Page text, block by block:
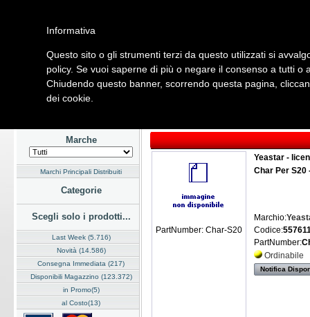
Home Listino Marchi Dati Cliente Servizi Company
Hardware Software Fotografia Telefonia Audio Video
Marche
Marchi Principali Distribuiti
Categorie
Scegli solo i prodotti...
Last Week (5.716)
Novità (14.586)
Consegna Immediata (217)
Disponibili Magazzino (123.372)
in Promo(5)
al Costo(13)
PartNumber: Char-S20
Yeastar -
Char Per S20
Marchio:
Codice:
PartNumber:
Ordinabile
Notifica
Informativa
Questo sito o gli strumenti terzi da questo utilizzati si
policy. Se vuoi saperne di più o negare il consenso a tutti o
Chiudendo questo banner, scorrendo questa pagina,
dei cookie.